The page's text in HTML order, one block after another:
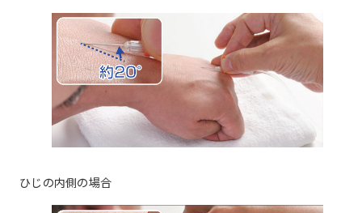
ひじの内側の場合